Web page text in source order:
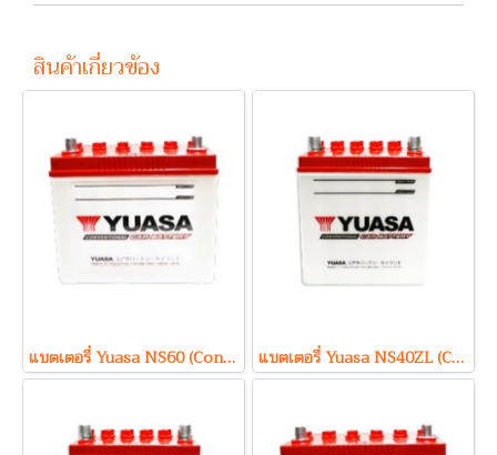
สินค้าเกี่ยวข้อง
แบตเตอรี่ Yuasa NS60 (Conventional Type) 12V 45Ah แบตเตอรี่ Yuasa NS40ZL (Conventional Type) 12V 35Ah